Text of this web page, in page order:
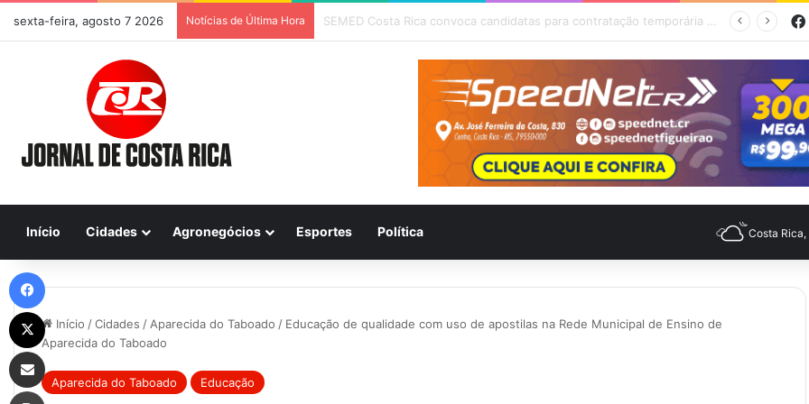
sexta-feira, agosto 7 2026 Notícias de Última Hora Previsão do Tempo para Costa Rica nesta quinta-feira (6)
Início Cidades Agronegócios Esportes Política Costa Rica,
Início /Cidades / Aparecida do Taboado / Educação de qualidade com uso de apostilas na Rede Municipal de Ensino de
Aparecida do Taboado
Aparecida do Taboado Educação
Compartilhar via e-mail
Imprimir